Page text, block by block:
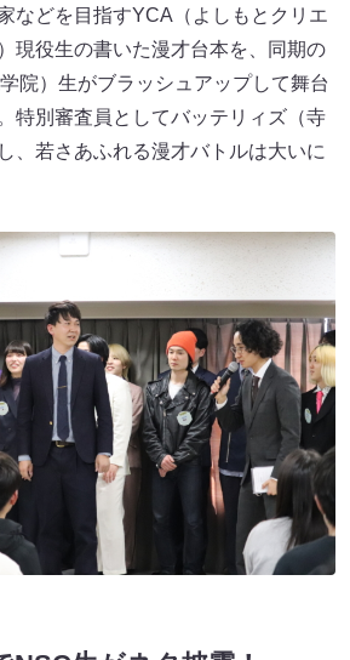
などを目指すYCA（よしもとクリエ
現役生の書いた漫才台本を、同期の
院）生がブラッシュアップして舞台
特別審査員としてバッテリィズ（寺
、若さあふれる漫才バトルは大いに